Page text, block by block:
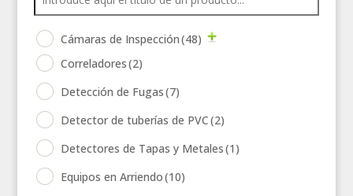
Cámaras de Inspección(48)
Correladores(2)
Detección de Fugas(7)
Detector de tuberías de PVC(2)
Detectores de Tapas y Metales(1)
Equipos en Arriendo(10)